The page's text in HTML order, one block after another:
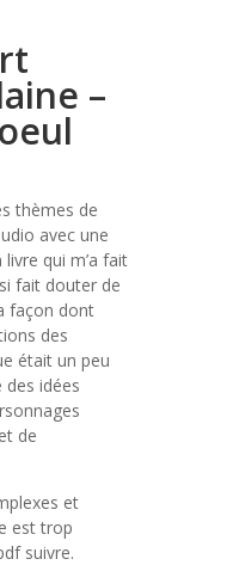
–
thèmes de
avec une
livre qui m’a fait
fait douter de
façon dont
des
était un peu
des idées
de
et
est trop
suivre.